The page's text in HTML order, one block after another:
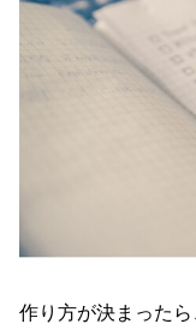
作り方が決まった